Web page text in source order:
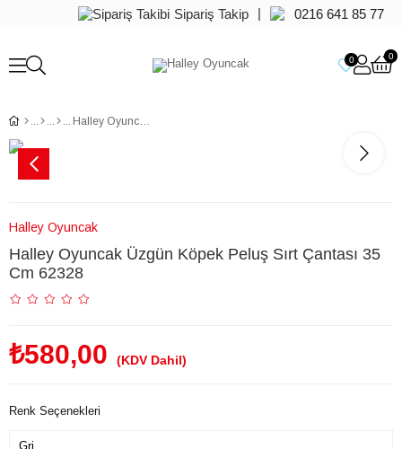
Sipariş Takip | 0216 641 85 77
0 0
Halley Oyuncak Üzgün Köpek Peluş Sırt Çantası 35 Cm 62328
Halley Oyuncak
Halley Oyuncak Üzgün Köpek Peluş Sırt Çantası 35
Cm 62328
₺580,00 (KDV Dahil)
Renk Seçenekleri